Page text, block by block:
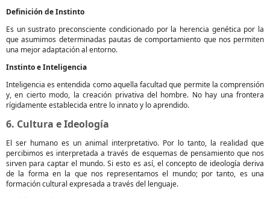
Definición de Instinto
Es un sustrato preconsciente condicionado por la herencia genética por la
que asumimos determinadas pautas de comportamiento que nos permiten
una mejor adaptación al entorno.
Instinto e Inteligencia
Inteligencia es entendida como aquella facultad que permite la comprensión
y, en cierto modo, la creación privativa del hombre. No hay una frontera
rígidamente establecida entre lo innato y lo aprendido.
6. Cultura e Ideología
El ser humano es un animal interpretativo. Por lo tanto, la realidad que
percibimos es interpretada a través de esquemas de pensamiento que nos
sirven para captar el mundo. Si esto es así, el concepto de ideología deriva
de la forma en la que nos representamos el mundo; por tanto, es una
formación cultural expresada a través del lenguaje.